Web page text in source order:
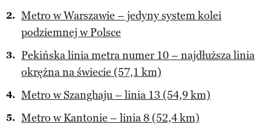
Metro w Warszawie – jedyny system kolei
podziemnej w Polsce
Pekińska linia metra numer 10 – najdłuższa linia
okrężna na świecie (57,1 km)
Metro w Szanghaju – linia 13 (54,9 km)
Metro w Kantonie – linia 8 (52,4 km)